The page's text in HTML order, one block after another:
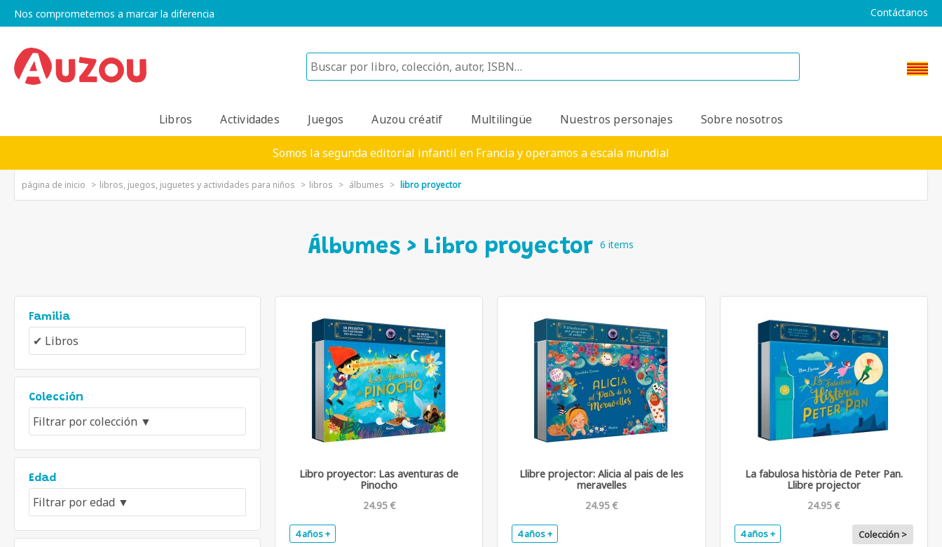
Nos comprometemos a marcar la diferencia Contáctanos
Libros Actividades Juegos Auzou créatif Multilingüe Nuestros personajes Sobre nosotros
Somos la segunda editorial infantil en Francia y operamos a escala mundial
página de inicio libros, juegos, juguetes y actividades para niños libros álbumes libro proyector
Álbumes > Libro proyector 6 items
Familia
Colección
Edad
Libro proyector: Las aventuras de
Pinocho
24.95 €
4 años +
Llibre projector: Alicia al pais de les
meravelles
24.95 €
4 años +
La fabulosa història de Peter Pan.
Llibre projector
24.95 €
4 años + Colección >